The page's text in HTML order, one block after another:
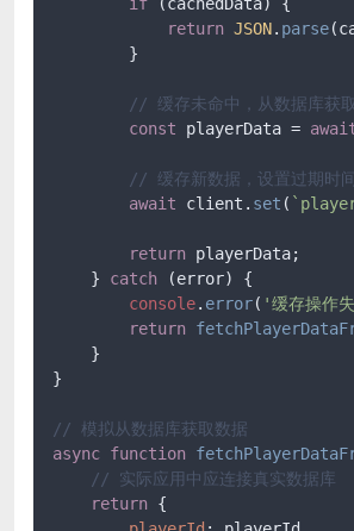
return JSON. parse
        }
// 缓存未命中，从数据库获取
const playerData =
// 缓存新数据，设置过期时间
await client. set (
return playerData;
    }
catch (error) {
console. error( '缓存操作
return
    }
}
// 模拟从数据库获取数据
async function
// 实际应用中应连接真实数据库
return {